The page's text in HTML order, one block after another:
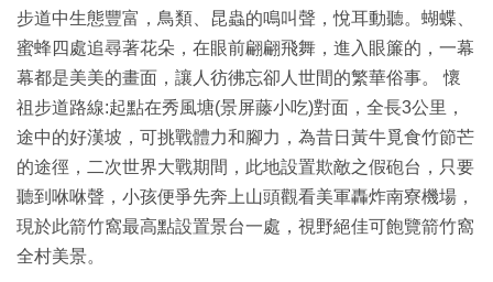
步道中生態豐富，鳥類、昆蟲的鳴叫聲，悅耳動聽。蝴蝶、
蜜蜂四處追尋著花朵，在眼前翩翩飛舞，進入眼簾的，一幕
幕都是美美的畫面，讓人彷彿忘卻人世間的繁華俗事。 懷
祖步道路線:起點在秀風塘(景屏藤小吃)對面，全長3公里，
途中的好漢坡，可挑戰體力和腳力，為昔日黃牛覓食竹節芒
的途徑，二次世界大戰期間，此地設置欺敵之假砲台，只要
聽到咻咻聲，小孩便爭先奔上山頭觀看美軍轟炸南寮機場，
現於此箭竹窩最高點設置景台一處，視野絕佳可飽覽箭竹窩
全村美景。